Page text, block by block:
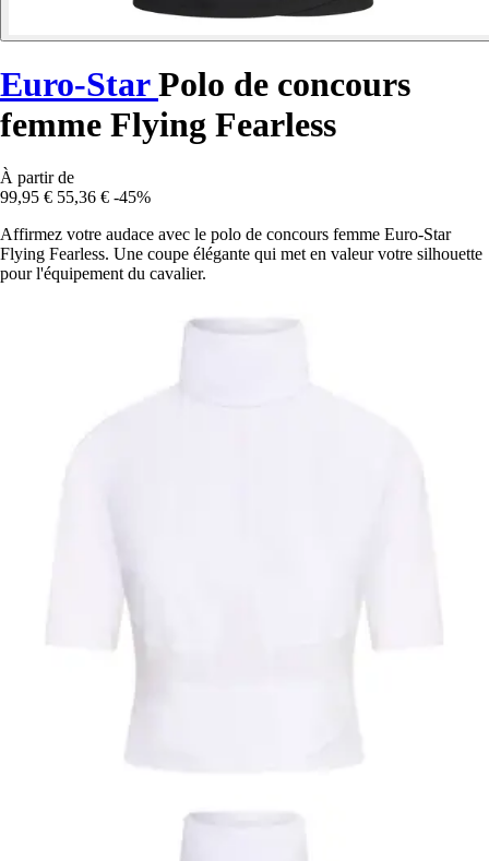
Euro-StarPolo de concours
femme Flying Fearless
À partir de
99,95 € 55,36 € -45%
Affirmez votre audace avec le polo de concours femme Euro-Star
Flying Fearless. Une coupe élégante qui met en valeur votre silhouette
pour l'équipement du cavalier.